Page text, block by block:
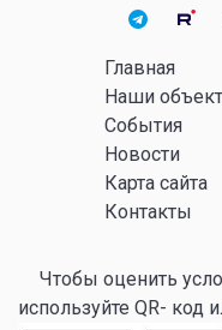
Главная
Наши
События
Новости
Карта сайта
Контакты
Чтобы оценить
используйте QR- код